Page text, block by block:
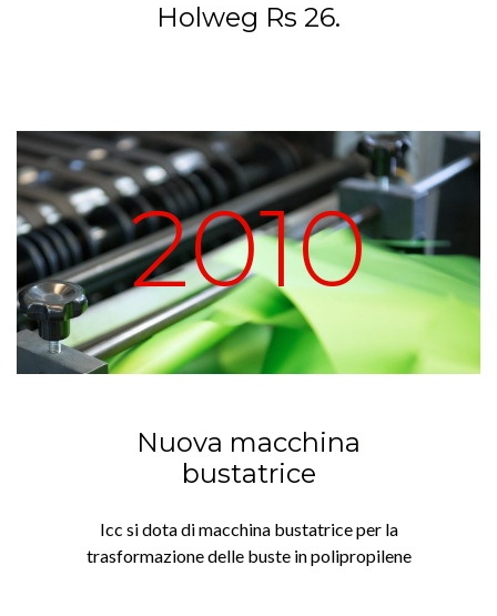
Holweg Rs 26.
2010
Nuova macchina
bustatrice
Icc si dota di macchina bustatrice per la
trasformazione delle buste in polipropilene